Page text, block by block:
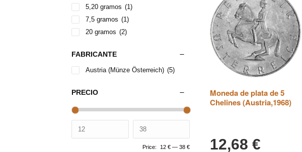
Moneda de plata de 5
Chelines (Austria,1968)
12,68 €
5,20 gramos (1)
7,5 gramos (1)
20 gramos (2)
FABRICANTE
Austria (Münze Österreich) (5)
PRECIO
Price: 12 € — 38 €